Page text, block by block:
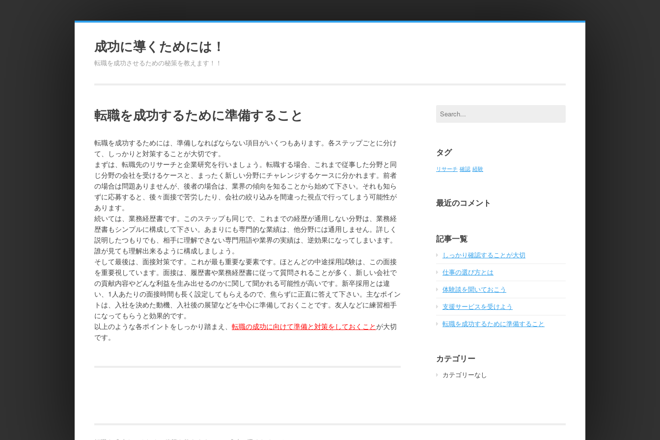
content
成功に導くためには！
転職を成功させるための秘策を教えます！！
転職を成功するために準備すること
転職を成功するためには、準備しなればならない項目がいくつもあります。各ステップごとに分け
て、しっかりと対策することが大切です。
まずは、転職先のリサーチと企業研究を行いましょう。転職する場合、これまで従事した分野と同
じ分野の会社を受けるケースと、まったく新しい分野にチャレンジするケースに分かれます。前者
の場合は問題ありませんが、後者の場合は、業界の傾向を知ることから始めて下さい。それも知ら
ずに応募すると、後々面接で苦労したり、会社の絞り込みを間違った視点で行ってしまう可能性が
あります。
続いては、業務経歴書です。このステップも同じで、これまでの経歴が通用しない分野は、業務経
歴書もシンプルに構成して下さい。あまりにも専門的な業績は、他分野には通用しません。詳しく
説明したつもりでも、相手に理解できない専門用語や業界の実績は、逆効果になってしまいます。
誰が見ても理解出来るように構成しましょう。
そして最後は、面接対策です。これが最も重要な要素です。ほとんどの中途採用試験は、この面接
を重要視しています。面接は、履歴書や業務経歴書に従って質問されることが多く、新しい会社で
の貢献内容やどんな利益を生み出せるのかに関して聞かれる可能性が高いです。新卒採用とは違
い、1人あたりの面接時間も長く設定してもらえるので、焦らずに正直に答えて下さい。主なポイン
トは、入社を決めた動機、入社後の展望などを中心に準備しておくことです。友人などに練習相手
になってもらうと効果的です。
以上のような各ポイントをしっかり踏まえ、 転職の成功に向けて準備と対策をしておくことが大切
です。
Search
for:
タグ
リサーチ 確認 経験
最近のコメント
記事一覧
しっかり確認することが大切
仕事の選び方とは
体験談を聞いておこう
支援サービスを受けよう
転職を成功するために準備すること
カテゴリー
カテゴリーなし